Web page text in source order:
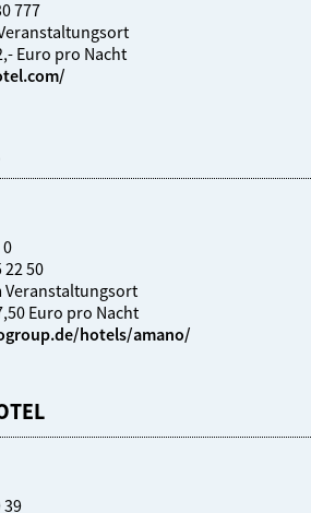
777
Euro pro Nacht
22 50
Veranstaltungsort
Euro pro Nacht
hotels/amano/
39